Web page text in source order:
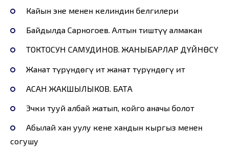
Кайын эне менен келиндин белгилери
Байдылда Сарногоев. Алтын тиштүү алмакан
ТОКТОСУН САМУДИНОВ. ЖАНЫБАРЛАР ДҮЙНӨСҮ
Жанат түрүндөгү ит жанат түрүндөгү ит
АСАН ЖАКШЫЛЫКОВ. БАТА
Эчки тууй албай жатып, койго аначы болот
Абылай хан уулу кене хандын кыргыз менен
согушу